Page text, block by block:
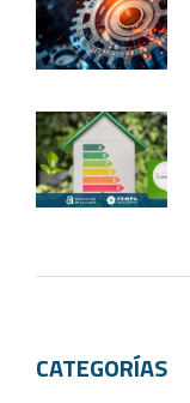
CATEGORÍAS